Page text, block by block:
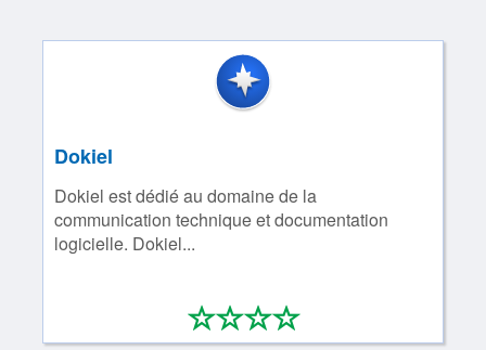
Dokiel
Dokiel est dédié au domaine de la
communication technique et documentation
logicielle. Dokiel...
****
0/4